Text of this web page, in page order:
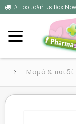
Αποστολή με Box
Μαμά & παιδί